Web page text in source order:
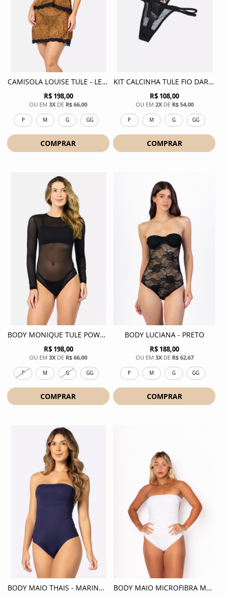
CAMISOLA LOUISE TULE - LEOPARDO AVELA
R$ 198,00
3X DE R$ 66,00
P M G GG
COMPRAR
KIT CALCINHA TULE FIO DARA - FLORAL PRETO
R$ 108,00
2XDE R$ 54,00
P M G GG
COMPRAR
BODY MONIQUE TULE POWER - PRETO
R$ 198,00
3X DE R$ 66,00
P M G GG
COMPRAR
BODY LUCIANA - PRETO
R$ 188,00
3XDE R$ 62,67
P M G GG
COMPRAR
BODY MAIO THAIS - MARINHO BODY MAIO MICROFIBRA MALU - BRANCO